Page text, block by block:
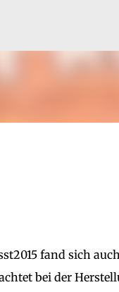
fand sich
bei der